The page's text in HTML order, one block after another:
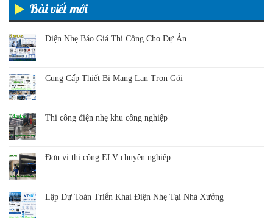
Bài viết mới
Điện Nhẹ Báo Giá Thi Công Cho Dự Án
Cung Cấp Thiết Bị Mạng Lan Trọn Gói
Thi công điện nhẹ khu công nghiệp
Đơn vị thi công ELV chuyên nghiệp
Lập Dự Toán Triển Khai Điện Nhẹ Tại Nhà Xưởng